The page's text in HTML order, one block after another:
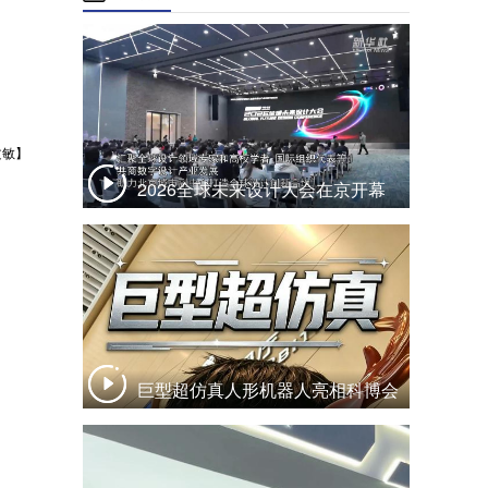
】
2026全球未来设计大会在京开幕
巨型超仿真人形机器人亮相科博会